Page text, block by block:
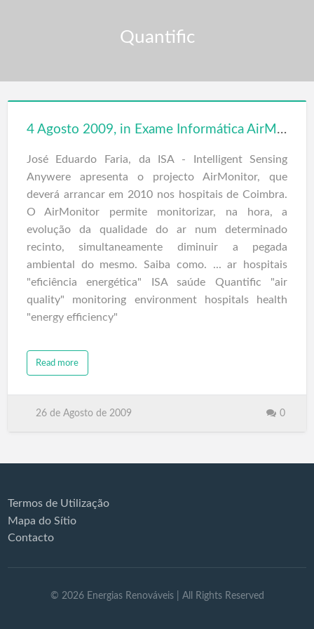
Quantific
4 Agosto 2009, in Exame Informática AirMonitor, o medidor da qualidade do ar
José Eduardo Faria, da ISA - Intelligent Sensing
Anywere apresenta o projecto AirMonitor, que
deverá arrancar em 2010 nos hospitais de Coimbra.
O AirMonitor permite monitorizar, na hora, a
evolução da qualidade do ar num determinado
recinto, simultaneamente diminuir a pegada
ambiental do mesmo. Saiba como. ... ar hospitais
"eficiência energética" ISA saúde Quantific "air
quality" monitoring environment hospitals health
"energy efficiency"
Read more
26 de Agosto de 2009 0
Termos de Utilização
Mapa do Sítio
Contacto
© 2026 Energias Renováveis| All Rights Reserved